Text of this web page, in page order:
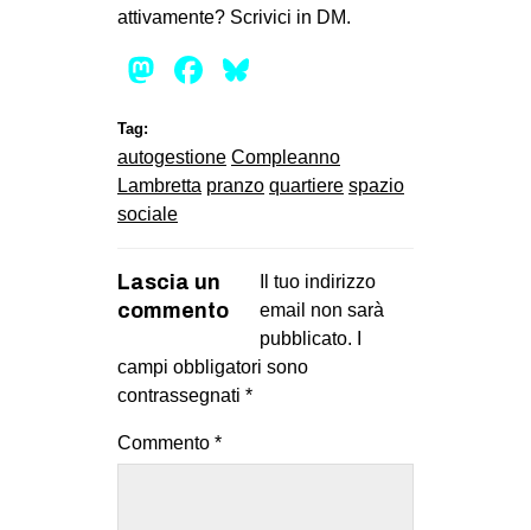
MEDIO ORIENTE
MONDO
EVENTI
attivamente? Scrivici in DM.
Mastodon
Facebook
Tag:
autogestione Compleanno
Lambretta pranzo quartiere spazio
sociale
Lascia un
commento
Il tuo indirizzo
email non sarà
pubblicato.
campi obbligatori sono
contrassegnati *
Commento *